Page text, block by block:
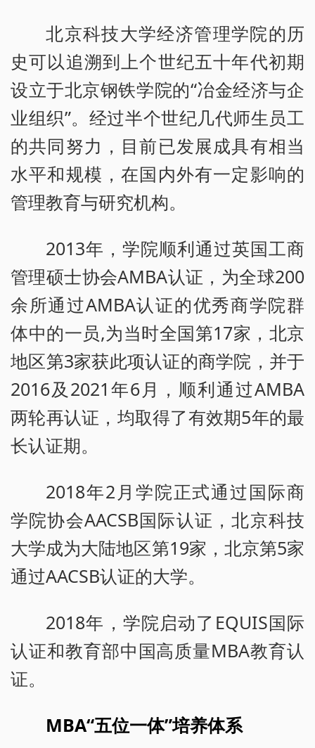
北京科技大学经济管理学院的历
史可以追溯到上个世纪五十年代初期
设立于北京钢铁学院的“冶金经济与企
业组织”。经过半个世纪几代师生员工
的共同努力，目前已发展成具有相当
水平和规模，在国内外有一定影响的
管理教育与研究机构。
2013年，学院顺利通过英国工商
管理硕士协会AMBA认证，为全球200
余所通过AMBA认证的优秀商学院群
体中的一员,为当时全国第17家，北京
地区第3家获此项认证的商学院，并于
2016及2021年6月，顺利通过AMBA
两轮再认证，均取得了有效期5年的最
长认证期。
2018年2月学院正式通过国际商
学院协会AACSB国际认证，北京科技
大学成为大陆地区第19家，北京第5家
通过AACSB认证的大学。
2018年，学院启动了EQUIS国际
认证和教育部中国高质量MBA教育认
证。
MBA“五位一体”培养体系